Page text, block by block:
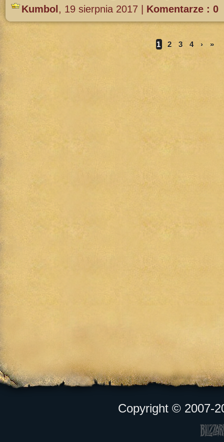
Kumbol , 19 sierpnia 2017 Komentarze : 0
1 2 3 4 › »
Copyright © 2007-